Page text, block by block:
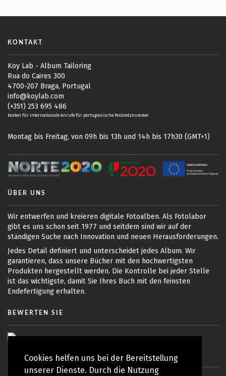
Cookies helfen uns bei der Bereitstellung
unserer Dienste. Durch die Nutzung
KONTAKT
Koy Lab - Album Tailoring
Rua do Caires 300
4700-207 Braga, Portugal
info@koylab.com
(+351) 253 695 486
Kosten für internationale Anrufe für portugiesische Festnetznummer
Montag bis Freitag, von 09h bis 13h und 14h bis 17h30 (GMT+1)
ÜBER UNS
Wir entwerfen und kreieren digitale Fotoalben. Als Fotolabor
gibt es uns schon seit 1977 und seitdem sind wir auf der
ständigen Suche nach Innovation und neuen Herausforderungen.
Jedes Detail definiert und unterscheidet jedes Album. Wir
garantieren, dass unsere Bücher mit den hochwertigsten
Produkten hergestellt werden. Die Kontrolle bei jeder Stelle
ist das wichtigste, damit Sie Ihres Buch mit den feinsten
Endefertigung erhalten.
BEWERTEN SIE